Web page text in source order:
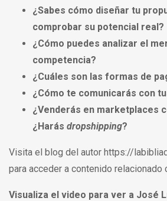
¿Sabes cómo diseñar tu
comprobar su potencial real?
¿Cómo puedes analizar el
competencia?
¿Cuáles son las formas de
¿Cómo te comunicarás con
¿Venderás en marketplaces
¿Harás dropshipping?
Visita el blog del autor https://
para acceder a contenido relacionado
Visualiza el video para ver a José